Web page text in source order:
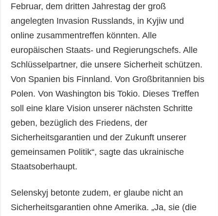
Februar, dem dritten Jahrestag der groß
angelegten Invasion Russlands, in Kyjiw und
online zusammentreffen könnten. Alle
europäischen Staats- und Regierungschefs. Alle
Schlüsselpartner, die unsere Sicherheit schützen.
Von Spanien bis Finnland. Von Großbritannien bis
Polen. Von Washington bis Tokio. Dieses Treffen
soll eine klare Vision unserer nächsten Schritte
geben, bezüglich des Friedens, der
Sicherheitsgarantien und der Zukunft unserer
gemeinsamen Politik“, sagte das ukrainische
Staatsoberhaupt.
Selenskyj betonte zudem, er glaube nicht an
Sicherheitsgarantien ohne Amerika. „Ja, sie (die